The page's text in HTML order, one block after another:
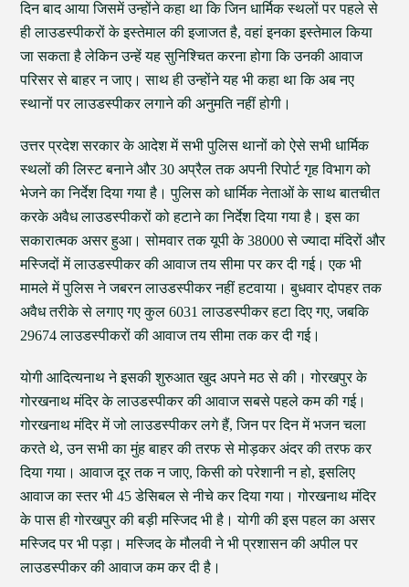
दिन बाद आया जिसमें उन्होंने कहा था कि जिन धार्मिक स्थलों पर पहले से
ही लाउडस्पीकरों के इस्तेमाल की इजाजत है, वहां इनका इस्तेमाल किया
जा सकता है लेकिन उन्हें यह सुनिश्चित करना होगा कि उनकी आवाज
परिसर से बाहर न जाए। साथ ही उन्होंने यह भी कहा था कि अब नए
स्थानों पर लाउडस्पीकर लगाने की अनुमति नहीं होगी।
उत्तर प्रदेश सरकार के आदेश में सभी पुलिस थानों को ऐसे सभी धार्मिक
स्थलों की लिस्ट बनाने और 30 अप्रैल तक अपनी रिपोर्ट गृह विभाग को
भेजने का निर्देश दिया गया है। पुलिस को धार्मिक नेताओं के साथ बातचीत
करके अवैध लाउडस्पीकरों को हटाने का निर्देश दिया गया है। इस का
सकारात्मक असर हुआ। सोमवार तक यूपी के 38000 से ज्यादा मंदिरों और
मस्जिदों में लाउडस्पीकर की आवाज तय सीमा पर कर दी गई। एक भी
मामले में पुलिस ने जबरन लाउडस्पीकर नहीं हटवाया। बुधवार दोपहर तक
अवैध तरीके से लगाए गए कुल 6031 लाउडस्पीकर हटा दिए गए, जबकि
29674 लाउडस्पीकरों की आवाज तय सीमा तक कर दी गई।
योगी आदित्यनाथ ने इसकी शुरुआत खुद अपने मठ से की। गोरखपुर के
गोरखनाथ मंदिर के लाउडस्पीकर की आवाज सबसे पहले कम की गई।
गोरखनाथ मंदिर में जो लाउडस्पीकर लगे हैं, जिन पर दिन में भजन चला
करते थे, उन सभी का मुंह बाहर की तरफ से मोड़कर अंदर की तरफ कर
दिया गया। आवाज दूर तक न जाए, किसी को परेशानी न हो, इसलिए
आवाज का स्तर भी 45 डेसिबल से नीचे कर दिया गया। गोरखनाथ मंदिर
के पास ही गोरखपुर की बड़ी मस्जिद भी है। योगी की इस पहल का असर
मस्जिद पर भी पड़ा। मस्जिद के मौलवी ने भी प्रशासन की अपील पर
लाउडस्पीकर की आवाज कम कर दी है।